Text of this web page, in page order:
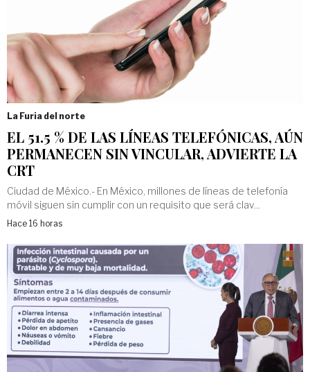
La Furia del norte
EL 51.5 % DE LAS LÍNEAS TELEFÓNICAS, AÚN
PERMANECEN SIN VINCULAR, ADVIERTE LA
CRT
Ciudad de México.- En México, millones de líneas de telefonía
móvil siguen sin cumplir con un requisito que será clav...
Hace 16 horas